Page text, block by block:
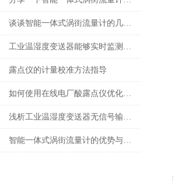
谈谈智能一体式涡街流量计的几种补偿方法
工业温湿度变送器能够实时监测环境条件的变化
露点仪的计量校准方法指导
如何使用在线电厂酸露点仪优化电厂的化学管理？
浅析工业温湿度变送器无信号输出的原因
智能一体式涡街流量计的优势与适用场景说明